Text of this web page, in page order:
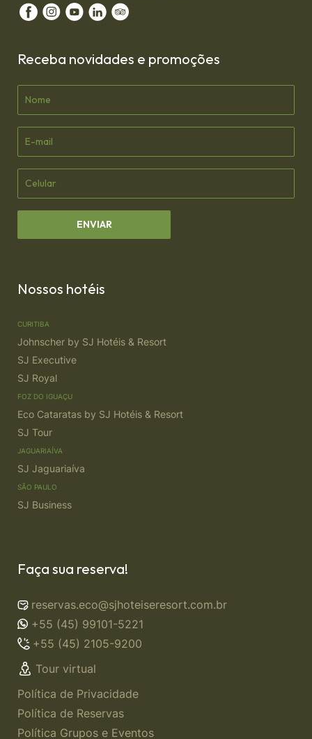
Facebook
Instagramyoutube
Receba novidades e promoções
Nossos hotéis
CURITIBA
Johnscher by SJ Hotéis & Resort
SJ Executive
SJ Royal
FOZ DO IGUAÇU
Eco Cataratas by SJ Hotéis & Resort
SJ Tour
JAGUARIAÍVA
SJ Jaguariaíva
SÃO PAULO
SJ Business
Faça sua reserva!
reservas.eco@sjhoteiseresort.com.br
+55 (45) 99101-5221
+55 (45) 2105-9200
Tour virtual
Política de Privacidade
Política de Reservas
Política Grupos e Eventos